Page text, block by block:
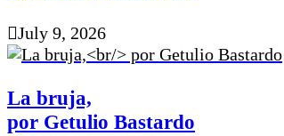
July 9, 2026
La bruja,
por Getulio Bastardo